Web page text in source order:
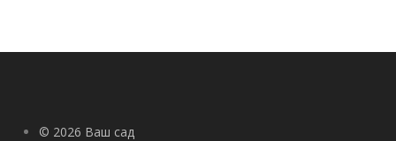
© 2026 Ваш сад